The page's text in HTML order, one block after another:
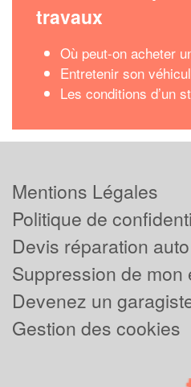
travaux
Où peut-on acheter
Entretenir son
Les conditions d’un
Mentions Légales
Politique de
Devis réparation auto
Suppression de mon
Devenez un
Gestion des cookies